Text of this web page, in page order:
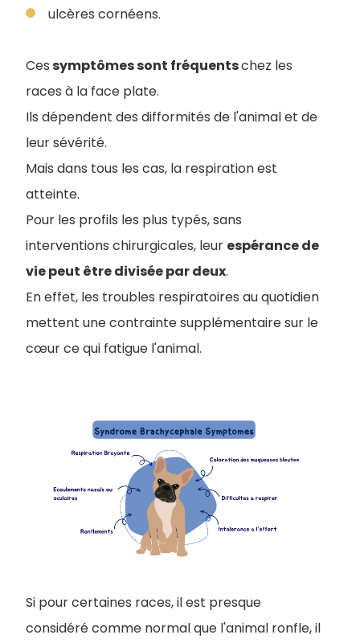
ulcères cornéens.
Cessymptômes sont fréquentschez les
races à la face plate.
Ils dépendent des difformités de l'animal et de
leur sévérité.
Mais dans tous les cas, la respiration est
atteinte.
Pour les profils les plus typés, sans
interventions chirurgicales, leur espérance de
vie peut être divisée par deux.
En effet, les troubles respiratoires au quotidien
mettent une contrainte supplémentaire sur le
cœur ce qui fatigue l'animal.
Si pour certaines races, il est presque
considéré comme normal que l'animal ronfle, il